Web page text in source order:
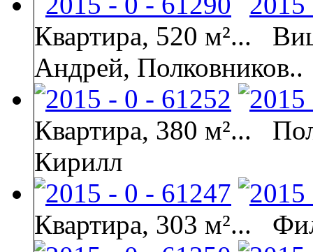
Квартира, 520 м²...
Андрей, Полковников..
Квартира, 380 м²...
Кирилл
Квартира, 303 м²...